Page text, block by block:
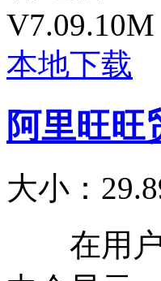
本地下载
阿里旺旺
大小：
在用户